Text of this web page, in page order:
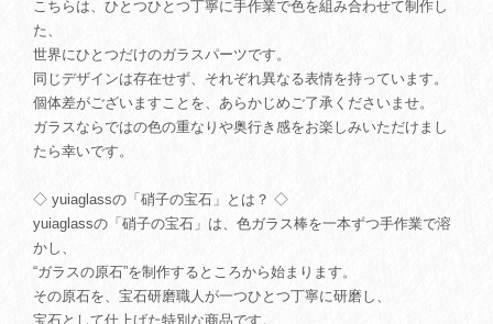
こちらは、ひとつひとつ丁寧に手作業で色を組み合わせて制作し
た、
世界にひとつだけのガラスパーツです。
同じデザインは存在せず、それぞれ異なる表情を持っています。
個体差がございますことを、あらかじめご了承くださいませ。
ガラスならではの色の重なりや奥行き感をお楽しみいただけまし
たら幸いです。
◇ yuiaglassの「硝子の宝石」とは？ ◇
yuiaglassの「硝子の宝石」は、色ガラス棒を一本ずつ手作業で溶
かし、
“ガラスの原石”を制作するところから始まります。
その原石を、宝石研磨職人が一つひとつ丁寧に研磨し、
宝石として仕上げた特別な商品です。